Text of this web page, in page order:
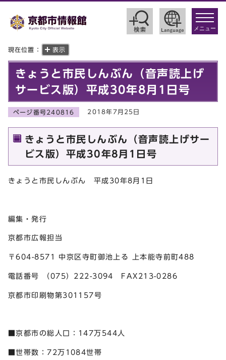
toggle
メニュー
現在位置： 表示
きょうと市民しんぶん（音声読上げ
サービス版）平成30年8月1日号
ページ番号240816 2018年7月25日
きょうと市民しんぶん（音声読上げサー
ビス版）平成30年8月1日号
きょうと市民しんぶん 平成30年8月1日
編集・発行
京都市広報担当
〒604-8571 中京区寺町御池上る 上本能寺前町488
電話番号 （075）222-3094 FAX213-0286
京都市印刷物第301157号
■京都市の総人口：147万544人
■世帯数：72万1084世帯